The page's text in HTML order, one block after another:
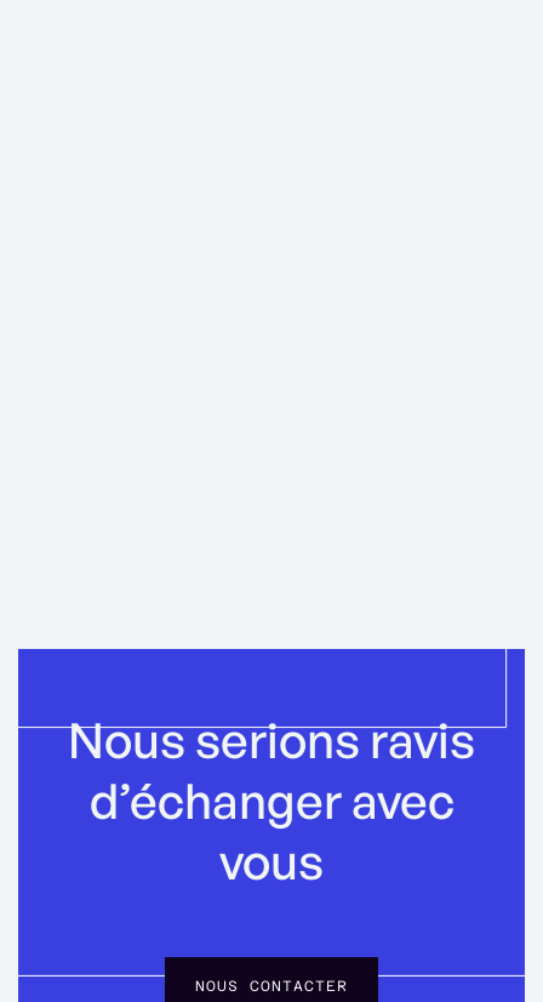
Nous serions ravis
d’échanger avec
vous
NOUS CONTACTER